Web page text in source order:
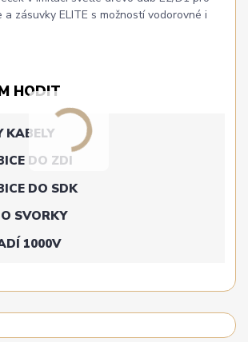
a zásuvky ELITE s možností vodorovné i
HODIT
KABELY
DO ZDI
DO SDK
SVORKY
1000V